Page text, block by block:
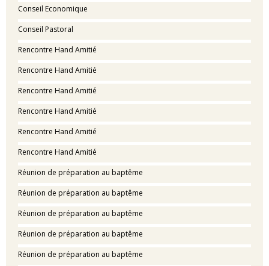
Conseil Economique
Conseil Pastoral
Rencontre Hand Amitié
Rencontre Hand Amitié
Rencontre Hand Amitié
Rencontre Hand Amitié
Rencontre Hand Amitié
Rencontre Hand Amitié
Réunion de préparation au baptême
Réunion de préparation au baptême
Réunion de préparation au baptême
Réunion de préparation au baptême
Réunion de préparation au baptême